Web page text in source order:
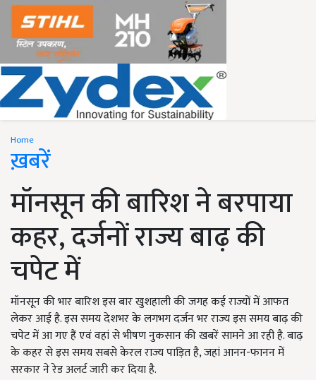
Home
ख़बरें
मॉनसून की बारिश ने बरपाया
कहर, दर्जनों राज्य बाढ़ की
चपेट में
मॉनसून की भार बारिश इस बार खुशहाली की जगह कई राज्यों में आफत
लेकर आई है. इस समय देशभर के लगभग दर्जन भर राज्य इस समय बाढ़ की
चपेट में आ गए हैं एवं वहां से भीषण नुकसान की खबरें सामने आ रही है. बाढ़
के कहर से इस समय सबसे केरल राज्य पाड़ित है, जहां आनन-फानन में
सरकार ने रेड अलर्ट जारी कर दिया है.